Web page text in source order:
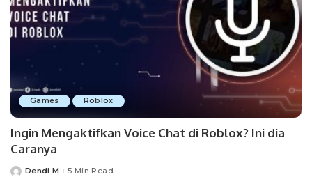
Games Roblox
Ingin Mengaktifkan Voice Chat di Roblox? Ini dia
Caranya
PostedDendi M 5 Min Read